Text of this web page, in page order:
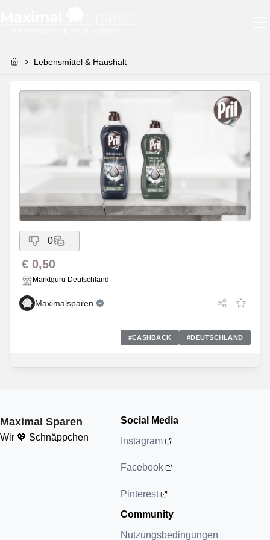
Lebensmittel & Haushalt
0
€ 0,50
Marktguru Deutschland
Maximalsparen
#CASHBACK #DEUTSCHLAND
Maximal Sparen
Wir 💖 Schnäppchen
Social Media
Instagram
Facebook
Pinterest
Community
Nutzungsbedingungen